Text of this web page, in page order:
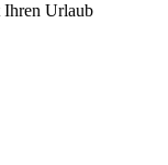
Ihren Urlaub